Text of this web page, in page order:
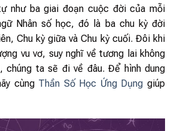
như ba giai đoạn cuộc đời của mỗi
Nhân số học, đó là ba chu kỳ đời
Chu kỳ giữa và Chu kỳ cuối. Đôi khi
vu vơ, suy nghĩ về tương lai không
chúng ta sẽ đi về đâu. Để hình dung
cùng Thần Số Học Ứng Dụng giúp